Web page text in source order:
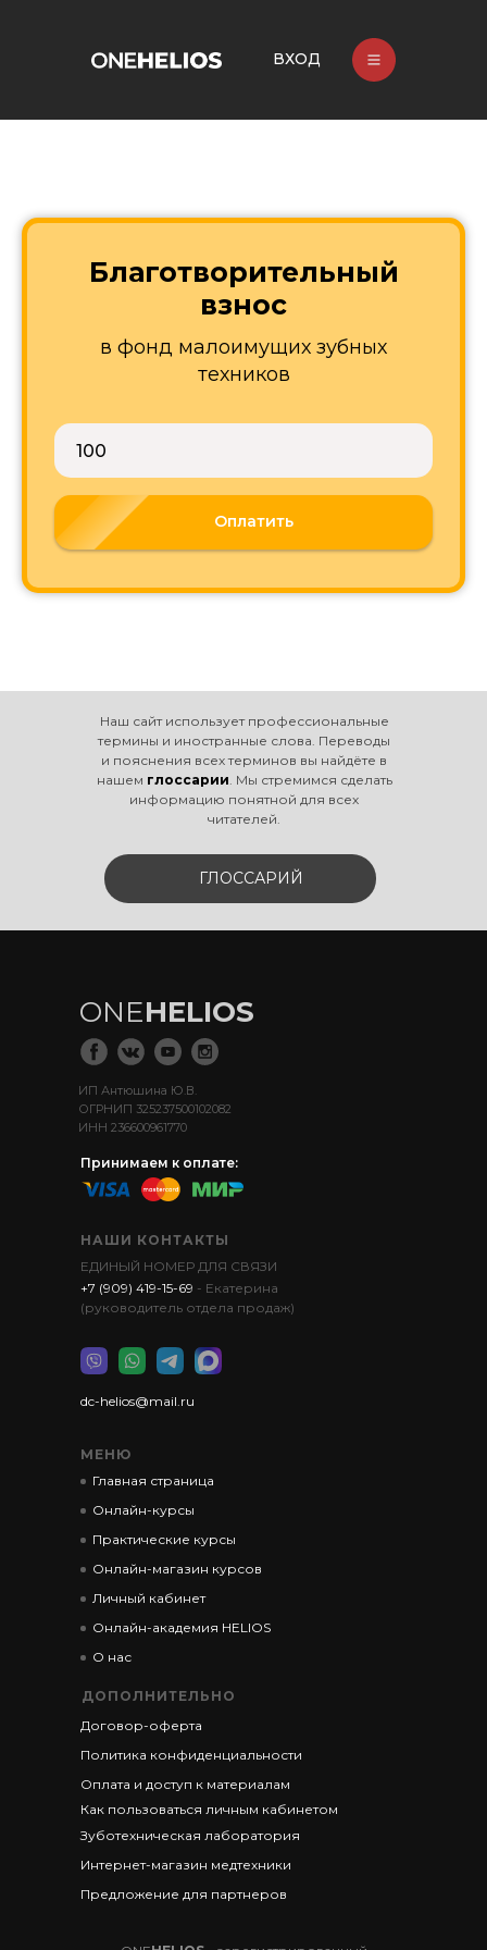
ВХОД
Благотворительный
взнос
в фонд малоимущих зубных
техников
Оплатить
Наш сайт использует профессиональные
термины и иностранные слова. Переводы
и пояснения всех терминов вы найдёте в
нашем глоссарии . Мы стремимся сделать
информацию понятной для всех
читателей.
ГЛОССАРИЙ
ДОПОЛНИТЕЛЬНО
Договор-оферта
Политика конфиденциальности
Оплата и доступ к материалам
Как пользоваться личным кабинетом
Зуботехническая лаборатория
Интернет-магазин медтехники
Предложение для партнеров
Главная страница
Онлайн-курсы
Практические курсы
Личный кабинет
Онлайн-академия HELIOS
МЕНЮ
dc-helios@mail.ru
ЕДИНЫЙ НОМЕР ДЛЯ СВЯЗИ
+7 (909) 419-15-69 - Екатерина
(руководитель отдела продаж)
НАШИ КОНТАКТЫ
ИП Антюшина Ю.В.
ОГРНИП 325237500102082
ИНН 236600961770
Принимаем к оплате:
Онлайн-магазин курсов
О нас
ONEHELIOS